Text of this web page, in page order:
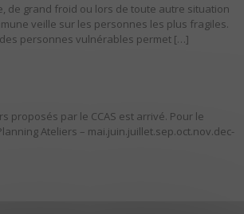
de grand froid ou lors de toute autre situation
veille sur les personnes les plus fragiles.
personnes vulnérables permet […]
proposés par le CCAS est arrivé. Pour le
Ateliers – mai.juin.juillet.sep.oct.nov.dec-